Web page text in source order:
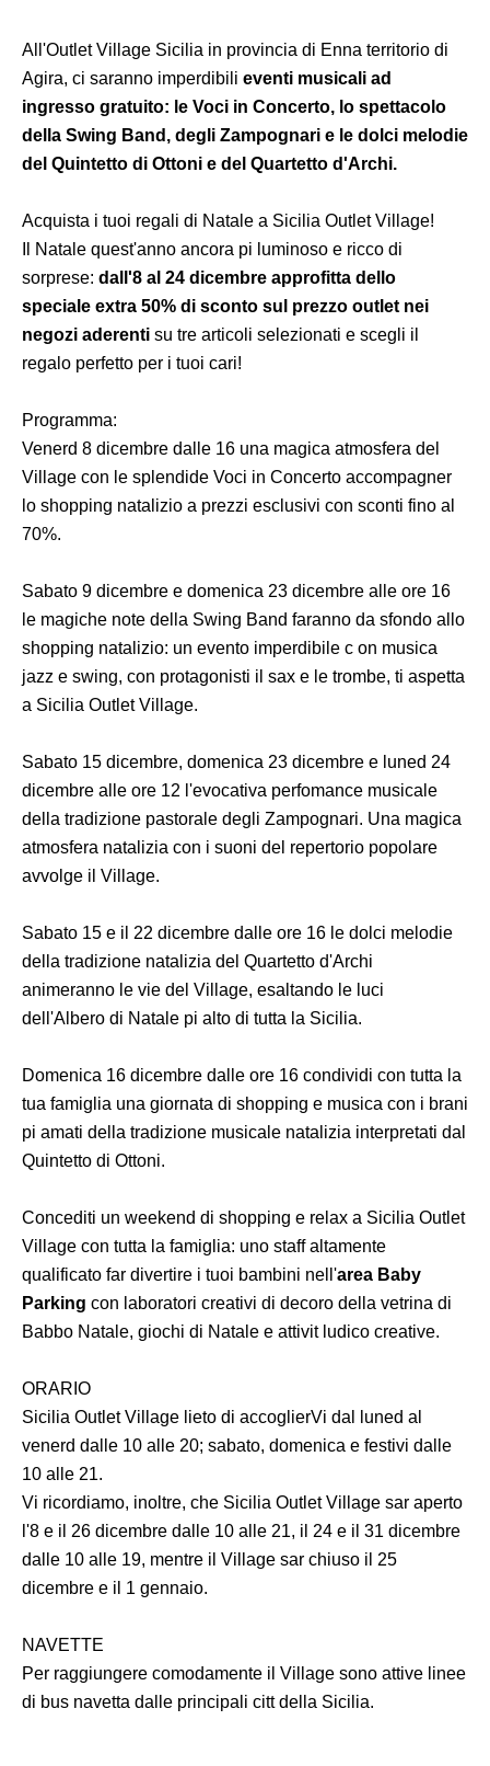
All'Outlet Village Sicilia in provincia di Enna territorio di
Agira, ci saranno imperdibili eventi musicali ad
ingresso gratuito: le Voci in Concerto, lo spettacolo
della Swing Band, degli Zampognari e le dolci melodie
del Quintetto di Ottoni e del Quartetto d'Archi.
Acquista i tuoi regali di Natale a Sicilia Outlet Village!
Il Natale quest'anno ancora pi luminoso e ricco di
sorprese: dall'8 al 24 dicembre approfitta dello
speciale extra 50% di sconto sul prezzo outlet nei
negozi aderenti su tre articoli selezionati e scegli il
regalo perfetto per i tuoi cari!
Programma:
Venerd 8 dicembre dalle 16 una magica atmosfera del
Village con le splendide Voci in Concerto accompagner
lo shopping natalizio a prezzi esclusivi con sconti fino al
70%.
Sabato 9 dicembre e domenica 23 dicembre alle ore 16
le magiche note della Swing Band faranno da sfondo allo
shopping natalizio: un evento imperdibile c on musica
jazz e swing, con protagonisti il sax e le trombe, ti aspetta
a Sicilia Outlet Village.
Sabato 15 dicembre, domenica 23 dicembre e luned 24
dicembre alle ore 12 l'evocativa perfomance musicale
della tradizione pastorale degli Zampognari. Una magica
atmosfera natalizia con i suoni del repertorio popolare
avvolge il Village.
Sabato 15 e il 22 dicembre dalle ore 16 le dolci melodie
della tradizione natalizia del Quartetto d'Archi
animeranno le vie del Village, esaltando le luci
dell'Albero di Natale pi alto di tutta la Sicilia.
Domenica 16 dicembre dalle ore 16 condividi con tutta la
tua famiglia una giornata di shopping e musica con i brani
pi amati della tradizione musicale natalizia interpretati dal
Quintetto di Ottoni.
Concediti un weekend di shopping e relax a Sicilia Outlet
Village con tutta la famiglia: uno staff altamente
qualificato far divertire i tuoi bambini nell'area Baby
Parking con laboratori creativi di decoro della vetrina di
Babbo Natale, giochi di Natale e attivit ludico creative.
ORARIO
Sicilia Outlet Village lieto di accoglierVi dal luned al
venerd dalle 10 alle 20; sabato, domenica e festivi dalle
10 alle 21.
Vi ricordiamo, inoltre, che Sicilia Outlet Village sar aperto
l'8 e il 26 dicembre dalle 10 alle 21, il 24 e il 31 dicembre
dalle 10 alle 19, mentre il Village sar chiuso il 25
dicembre e il 1 gennaio.
NAVETTE
Per raggiungere comodamente il Village sono attive linee
di bus navetta dalle principali citt della Sicilia.